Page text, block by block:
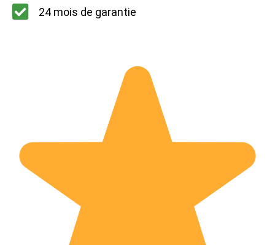
24 mois de garantie